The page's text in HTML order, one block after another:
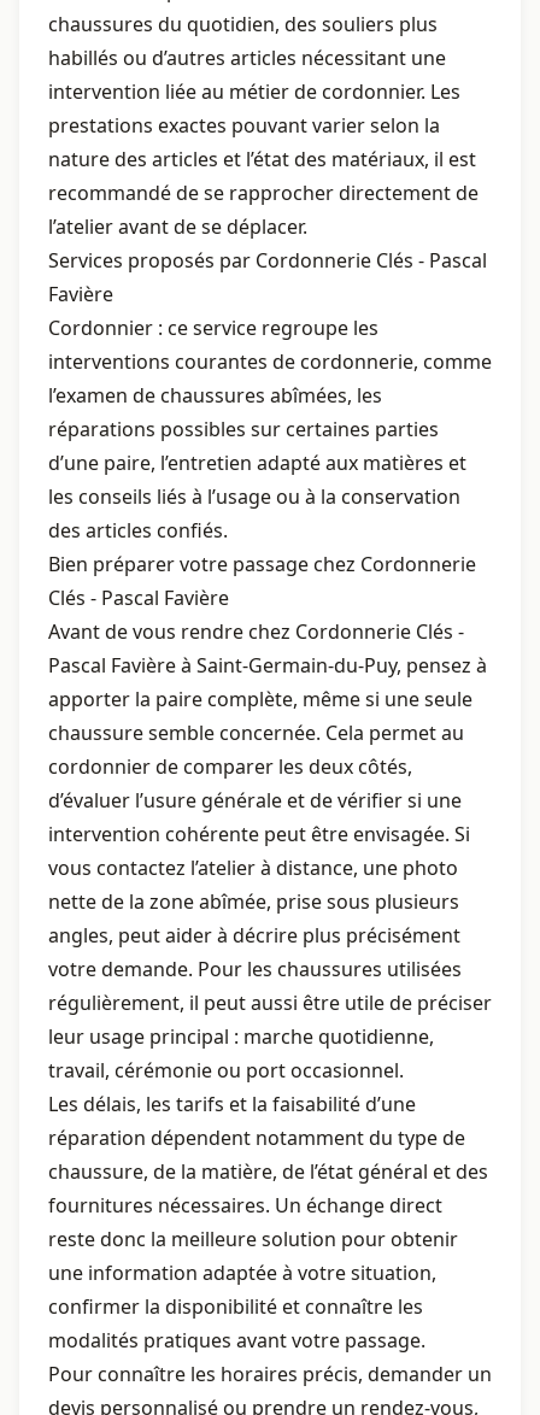
chaussures du quotidien, des souliers plus
habillés ou d’autres articles nécessitant une
intervention liée au métier de cordonnier. Les
prestations exactes pouvant varier selon la
nature des articles et l’état des matériaux, il est
recommandé de se rapprocher directement de
l’atelier avant de se déplacer.
Services proposés par Cordonnerie Clés - Pascal
Favière
Cordonnier : ce service regroupe les
interventions courantes de cordonnerie, comme
l’examen de chaussures abîmées, les
réparations possibles sur certaines parties
d’une paire, l’entretien adapté aux matières et
les conseils liés à l’usage ou à la conservation
des articles confiés.
Bien préparer votre passage chez Cordonnerie
Clés - Pascal Favière
Avant de vous rendre chez Cordonnerie Clés -
Pascal Favière à Saint-Germain-du-Puy, pensez à
apporter la paire complète, même si une seule
chaussure semble concernée. Cela permet au
cordonnier de comparer les deux côtés,
d’évaluer l’usure générale et de vérifier si une
intervention cohérente peut être envisagée. Si
vous contactez l’atelier à distance, une photo
nette de la zone abîmée, prise sous plusieurs
angles, peut aider à décrire plus précisément
votre demande. Pour les chaussures utilisées
régulièrement, il peut aussi être utile de préciser
leur usage principal : marche quotidienne,
travail, cérémonie ou port occasionnel.
Les délais, les tarifs et la faisabilité d’une
réparation dépendent notamment du type de
chaussure, de la matière, de l’état général et des
fournitures nécessaires. Un échange direct
reste donc la meilleure solution pour obtenir
une information adaptée à votre situation,
confirmer la disponibilité et connaître les
modalités pratiques avant votre passage.
Pour connaître les horaires précis, demander un
devis personnalisé ou prendre un rendez-vous,